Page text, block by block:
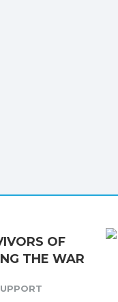
OF
THE WAR